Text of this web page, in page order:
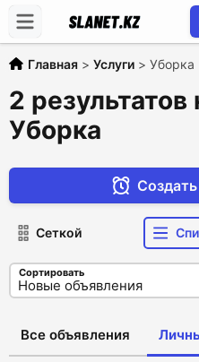
Главная > Услуги > Уборка
2
Уборка
Сеткой
Сортировать
Все объявления